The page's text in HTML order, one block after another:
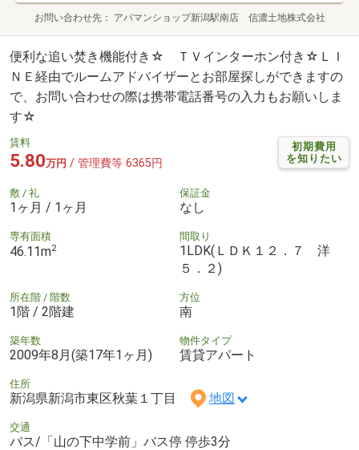
お問い合わせ先 アパマンショップ新潟駅南店 信濃土地株式会社
便利な追い焚き機能付き☆ ＴＶインターホン付き☆ＬＩ
ＮＥ経由でルームアドバイザーとお部屋探しができますの
で、お問い合わせの際は携帯電話番号の入力もお願いしま
す☆
初期費用
を知りたい
賃料
5.80万円 / 管理費等 6365円
敷 / 礼
1ヶ月 / 1ヶ月
保証金
なし
専有面積
46.11m2
間取り
1LDK(ＬＤＫ１２．７ 洋
５．２)
所在階 / 階数
1階 / 2階建
方位
南
築年数
2009年8月(築17年1ヶ月)
物件タイプ
賃貸アパート
住所
新潟県新潟市東区秋葉１丁目 地図
交通
バス/「山の下中学前」バス停 停歩3分